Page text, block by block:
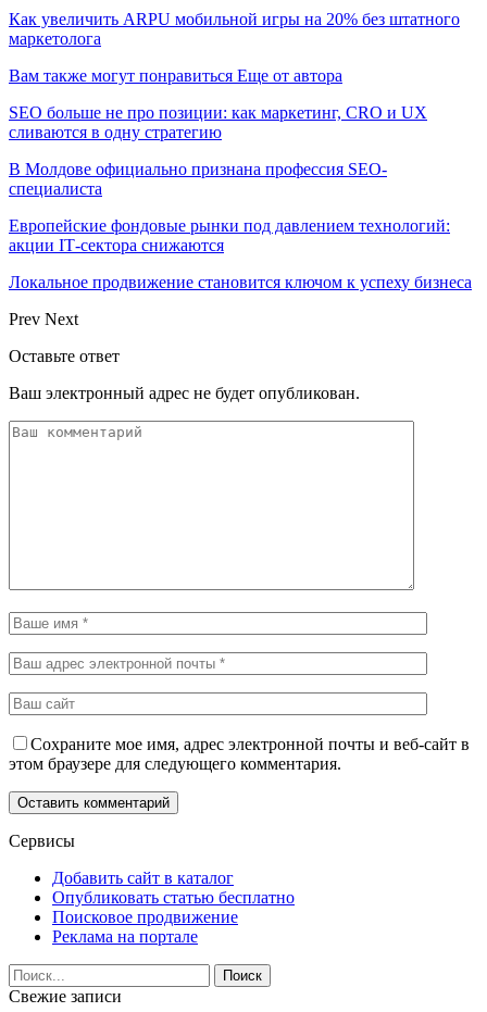
Как увеличить ARPU мобильной игры на 20% без штатного
маркетолога
Вам также могут понравиться Еще от автора
SEO больше не про позиции: как маркетинг, CRO и UX
сливаются в одну стратегию
В Молдове официально признана профессия SEO-
специалиста
Европейские фондовые рынки под давлением технологий:
акции IT‑сектора снижаются
Локальное продвижение становится ключом к успеху бизнеса
Prev Next
Оставьте ответ
Ваш электронный адрес не будет опубликован.
Сохраните мое имя, адрес электронной почты и веб-сайт в
этом браузере для следующего комментария.
Сервисы
Добавить сайт в каталог
Опубликовать статью бесплатно
Поисковое продвижение
Реклама на портале
Свежие записи